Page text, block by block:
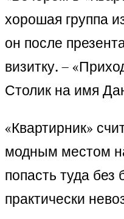
хорошая группа
он после
визитку. –
Столик на имя
«Квартирник»
модным местом
попасть туда
практически